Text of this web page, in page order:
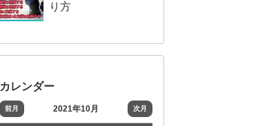
り方
カレンダー
前月 2021年10月 次月